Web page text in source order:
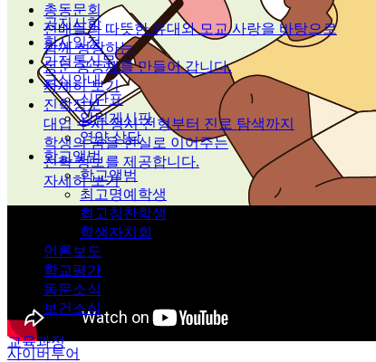
공지사항
학사일정
가정통신문
급식안내
식단표
알림게시판
영양 상담
학교앨범
학교앨범
최고명예학생
최고칭찬학생
학생자치회
언론보도
학교평가
동문소식
보건소식
교육과정
총동문회
선배들의 따뜻한 유대와 모교 사랑을 바탕으로
함께 성장하는
동문 공동체를 만들어 갑니다.
자세히 보기
진학정보
대입 수시·정시 전형부터 진로 탐색까지
학생의 꿈을 현실로 이어주는
진학 정보를 제공합니다.
자세히 보기
사이버투어